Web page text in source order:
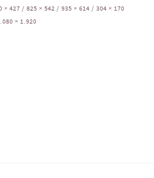
× 427 / 825 × 542 / 935 × 614 / 304 × 170
× 1.920